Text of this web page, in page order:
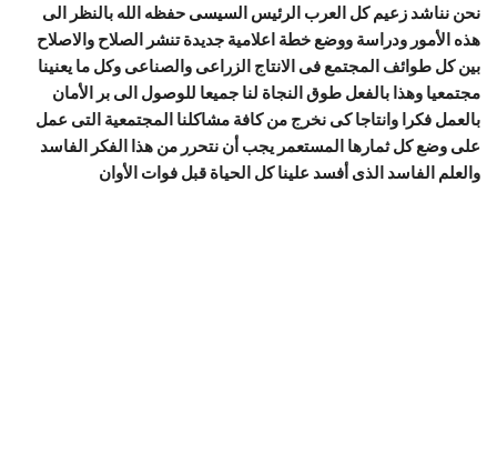
نحن نناشد زعيم كل العرب الرئيس السيسى حفظه الله بالنظر الى
هذه الأمور ودراسة ووضع خطة اعلامية جديدة تنشر الصلاح والاصلاح
بين كل طوائف المجتمع فى الانتاج الزراعى والصناعى وكل ما يعنينا
مجتمعيا وهذا بالفعل طوق النجاة لنا جميعا للوصول الى بر الأمان
بالعمل فكرا وانتاجا كى نخرج من كافة مشاكلنا المجتمعية التى عمل
على وضع كل ثمارها المستعمر يجب أن نتحرر من هذا الفكر الفاسد
والعلم الفاسد الذى أفسد علينا كل الحياة قبل فوات الأوان